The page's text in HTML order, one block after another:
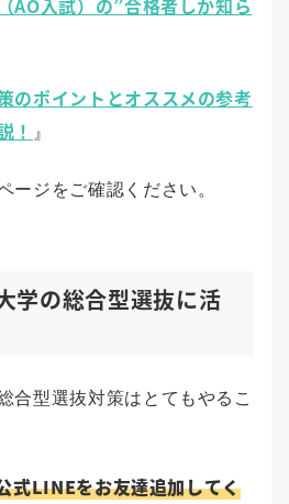
AO入試）の”合格者しか知ら
のポイントとオススメの参考
！ 』
ージをご確認ください。
学の総合型選抜に活
合型選抜対策はとてもやるこ
式LINEをお友達追加してく